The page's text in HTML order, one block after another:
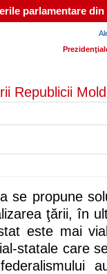
parlamentare
Republicii
se propune
ţării, în
este mai
statale care